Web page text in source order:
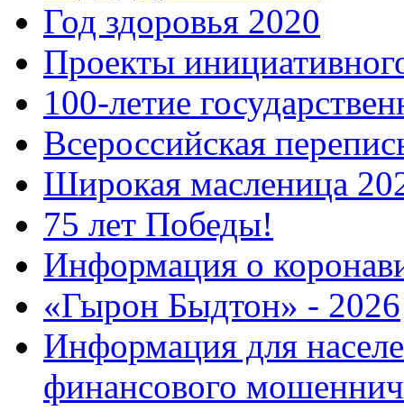
Год здоровья 2020
Проекты
100-летие
Всероссийская
Широкая масленица
75 лет Победы!
Информация о
«Гырон Быдтон» - 2026
Информация для
финансового